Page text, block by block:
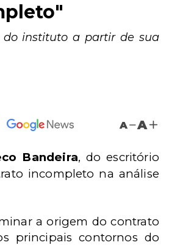
do instituto a partir de sua
A A
Bandeira, do escritório
incompleto na análise
a origem do contrato
principais contornos do